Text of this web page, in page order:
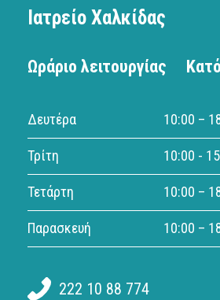
Ιατρείο Χαλκίδας
Ωράριο λειτουργίας
Δευτέρα 10:00 –
Τρίτη 10:00 -
Τετάρτη 10:00 –
Παρασκευή 10:00 –
222 10 88 774